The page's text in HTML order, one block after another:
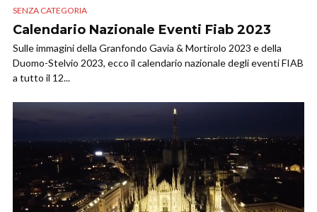
SENZA CATEGORIA
Calendario Nazionale Eventi Fiab 2023
Sulle immagini della Granfondo Gavia & Mortirolo 2023 e della
Duomo-Stelvio 2023, ecco il calendario nazionale degli eventi FIAB
a tutto il 12...